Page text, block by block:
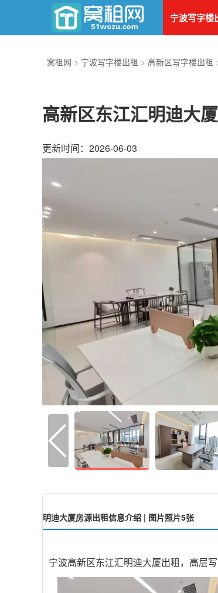
宁波写字楼
窝租网 > 宁波写字楼出租 > 高新区写字楼出租
高新区东江汇明迪大
更新时间：2026-06-03
明迪大厦房源出租信息介绍 | 图片照片5张
宁波高新区东江汇明迪大厦出租，高层